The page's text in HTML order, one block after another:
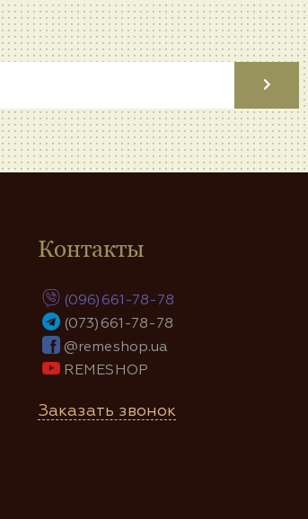
Контакты
(096)661-78-78
(073)661-78-78
@remeshop.ua
REMESHOP
Заказать звонок